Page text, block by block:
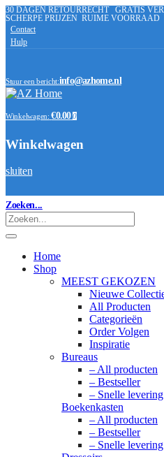
30 DAGEN RETOURRECHT GRATIS
SCHERPE PRIJZEN RUIME VOORRAAD
Contact
Hulp
Stuur een bericht:info@azhome.nl
Winkelwagen: €0.00 0
Winkelwagen
sluiten
Zoeken...
Home
Shop
MEEST GEKOZEN
Nieuwe
All Producten
Categorieën
Order Volgen
Inspiratie
Bureaus
– All producten
– Bestseller
– Snelle levering
Boekenkasten
– All producten
– Bestseller
– Snelle levering